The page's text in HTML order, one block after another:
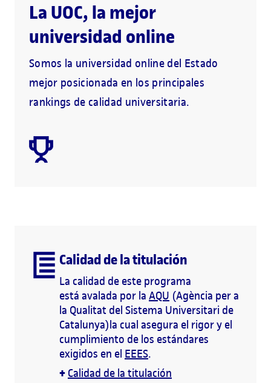
La UOC, la mejor
universidad online
Somos la universidad online del Estado
mejor posicionada en los principales
rankings de calidad universitaria.
Calidad de la titulación
La calidad de este programa
está avalada por la AQU (Agència per a
la Qualitat del Sistema Universitari de
Catalunya)la cual asegura el rigor y el
cumplimiento de los estándares
exigidos en el EEES.
+ Calidad de la titulación